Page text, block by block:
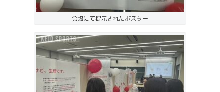
会場にて提示されたポスター